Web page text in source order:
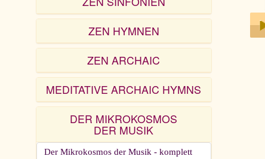
ZEN HYMNEN
ZEN ARCHAIC
MEDITATIVE ARCHAIC HYMNS
DER MIKROKOSMOS
DER MUSIK
Der Mikrokosmos der Musik - komplett